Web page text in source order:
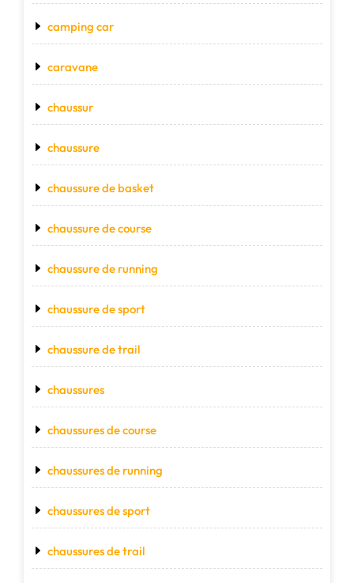
camping car
caravane
chaussur
chaussure
chaussure de basket
chaussure de course
chaussure de running
chaussure de sport
chaussure de trail
chaussures
chaussures de course
chaussures de running
chaussures de sport
chaussures de trail